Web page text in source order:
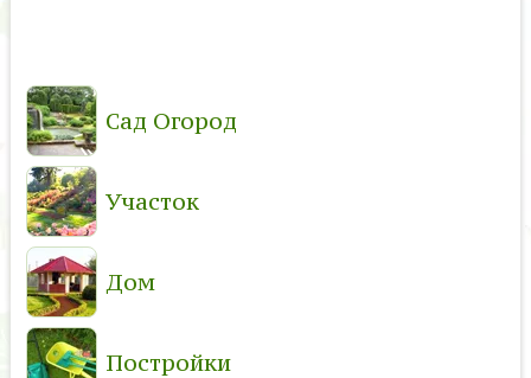
Сад Огород
Участок
Дом
Постройки